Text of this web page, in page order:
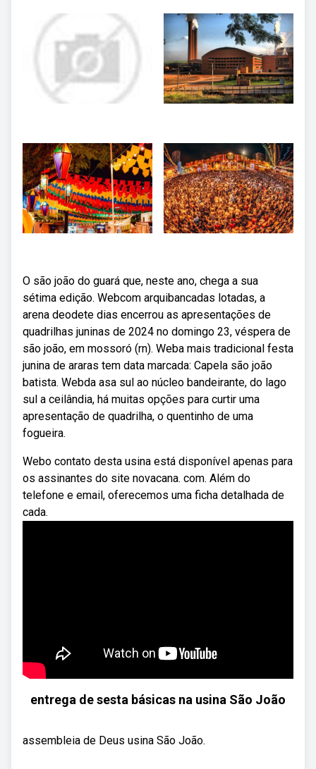
O são joão do guará que, neste ano, chega a sua
sétima edição. Webcom arquibancadas lotadas, a
arena deodete dias encerrou as apresentações de
quadrilhas juninas de 2024 no domingo 23, véspera de
são joão, em mossoró (rn). Weba mais tradicional festa
junina de araras tem data marcada: Capela são joão
batista. Webda asa sul ao núcleo bandeirante, do lago
sul a ceilândia, há muitas opções para curtir uma
apresentação de quadrilha, o quentinho de uma
fogueira.
Webo contato desta usina está disponível apenas para
os assinantes do site novacana. com. Além do
telefone e email, oferecemos uma ficha detalhada de
cada.
entrega de sesta básicas na usina São João
assembleia de Deus usina São João.